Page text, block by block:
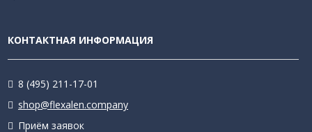
КОНТАКТНАЯ ИНФОРМАЦИЯ
8 (495) 211-17-01
shop@flexalen.company
Приём заявок